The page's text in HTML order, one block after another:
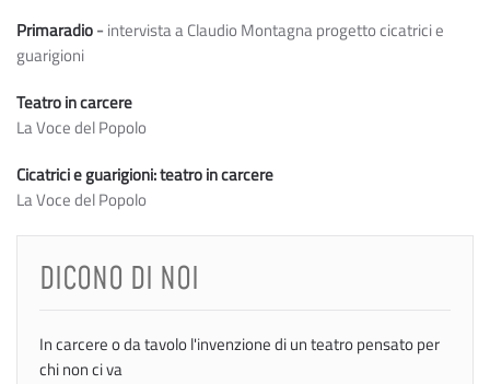
Primaradio- intervista a Claudio Montagna progetto cicatrici e
guarigioni
Teatro in carcere
La Voce del Popolo
Cicatrici e guarigioni: teatro in carcere
La Voce del Popolo
DICONO DI NOI
In carcere o da tavolo l'invenzione di un teatro pensato per
chi non ci va